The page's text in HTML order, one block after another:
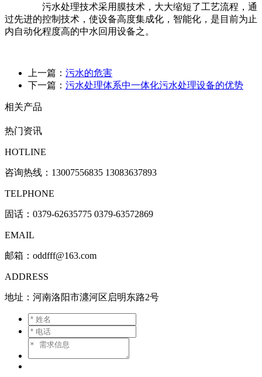
污水处理技术采用膜技术，大大缩短了工艺流程，通
过先进的控制技术，使设备高度集成化，智能化，是目前为止
内自动化程度高的中水回用设备之。
上一篇： 污水的危害
下一篇： 污水处理体系中一体化污水处理设备的优势
相关产品
热门资讯
HOTLINE
咨询热线： 13007556835 13083637893
TELPHONE
固话：0379-62635775 0379-63572869
EMAIL
邮箱：oddfff@163.com
ADDRESS
地址：河南洛阳市瀍河区启明东路2号